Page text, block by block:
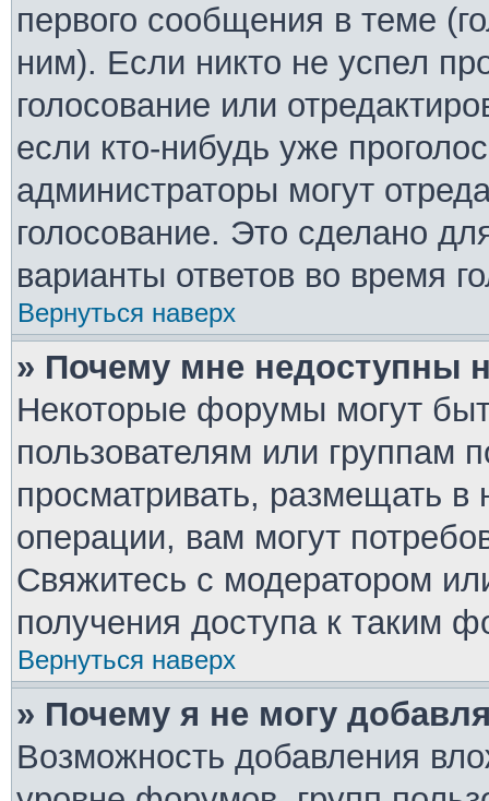
первого сообщения в теме
ним). Если никто не успел
голосование или
если кто-нибудь уже
администраторы могут
голосование. Это сделано
варианты ответов во время
Вернуться наверх
» Почему мне недоступны
Некоторые форумы могут
пользователям или группам
просматривать, размещать
операции, вам могут
Свяжитесь с модератором
получения доступа к таким
Вернуться наверх
» Почему я не могу
Возможность добавления